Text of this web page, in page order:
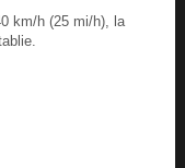
km/h (25 mi/h), la